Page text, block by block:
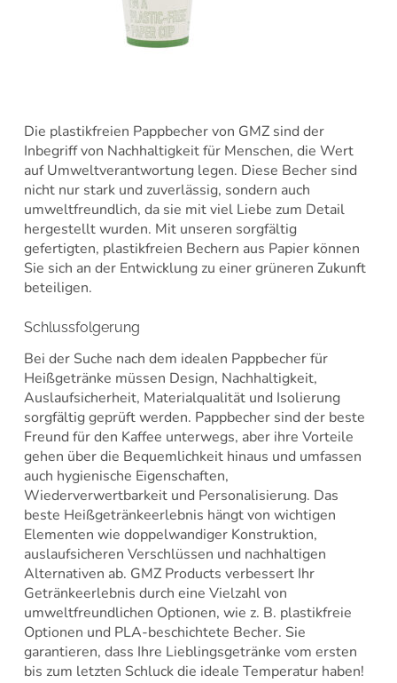
Die plastikfreien Pappbecher von GMZ sind der
Inbegriff von Nachhaltigkeit für Menschen, die Wert
auf Umweltverantwortung legen. Diese Becher sind
nicht nur stark und zuverlässig, sondern auch
umweltfreundlich, da sie mit viel Liebe zum Detail
hergestellt wurden. Mit unseren sorgfältig
gefertigten, plastikfreien Bechern aus Papier können
Sie sich an der Entwicklung zu einer grüneren Zukunft
beteiligen.
Schlussfolgerung
Bei der Suche nach dem idealen Pappbecher für
Heißgetränke müssen Design, Nachhaltigkeit,
Auslaufsicherheit, Materialqualität und Isolierung
sorgfältig geprüft werden. Pappbecher sind der beste
Freund für den Kaffee unterwegs, aber ihre Vorteile
gehen über die Bequemlichkeit hinaus und umfassen
auch hygienische Eigenschaften,
Wiederverwertbarkeit und Personalisierung. Das
beste Heißgetränkeerlebnis hängt von wichtigen
Elementen wie doppelwandiger Konstruktion,
auslaufsicheren Verschlüssen und nachhaltigen
Alternativen ab. GMZ Products verbessert Ihr
Getränkeerlebnis durch eine Vielzahl von
umweltfreundlichen Optionen, wie z. B. plastikfreie
Optionen und PLA-beschichtete Becher. Sie
garantieren, dass Ihre Lieblingsgetränke vom ersten
bis zum letzten Schluck die ideale Temperatur haben!